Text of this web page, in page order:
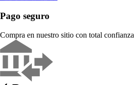
Pago seguro
Compra en nuestro sitio con total confianza